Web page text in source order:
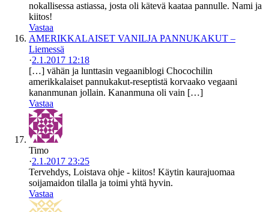
nokallisessa astiassa, josta oli kätevä kaataa pannulle. Nami ja
kiitos!
Vastaa
AMERIKKALAISET VANILJA PANNUKAKUT –
Liemessä
·2.1.2017 12:18
[…] vähän ja lunttasin vegaaniblogi Chocochilin
amerikkalaiset pannukakut-reseptistä korvaako vegaani
kananmunan jollain. Kananmuna oli vain […]
Vastaa
Timo
·2.1.2017 23:25
Tervehdys, Loistava ohje - kiitos! Käytin kaurajuomaa
soijamaidon tilalla ja toimi yhtä hyvin.
Vastaa